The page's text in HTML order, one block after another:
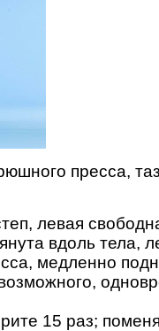
пресса,
левая
вдоль тела,
медленно
15 раз;